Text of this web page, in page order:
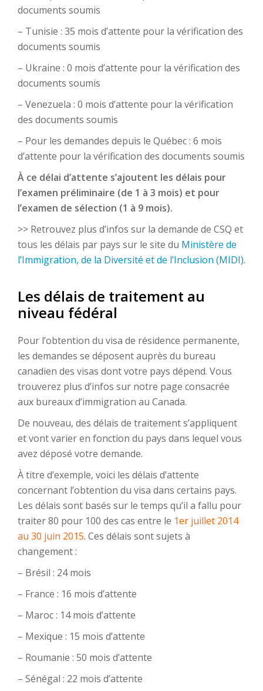
documents soumis
– Tunisie : 35 mois d’attente pour la vérification des
documents soumis
– Ukraine : 0 mois d’attente pour la vérification des
documents soumis
– Venezuela : 0 mois d’attente pour la vérification
des documents soumis
– Pour les demandes depuis le Québec : 6 mois
d’attente pour la vérification des documents soumis
À ce délai d’attente s’ajoutent les délais pour
l’examen préliminaire (de 1 à 3 mois) et pour
l’examen de sélection (1 à 9 mois).
>> Retrouvez plus d’infos sur la demande de CSQ et
tous les délais par pays sur le site du Ministère de
l’Immigration, de la Diversité et de l’Inclusion (MIDI).
Les délais de traitement au
niveau fédéral
Pour l’obtention du visa de résidence permanente,
les demandes se déposent auprès du bureau
canadien des visas dont votre pays dépend. Vous
trouverez plus d’infos sur notre page consacrée
aux bureaux d’immigration au Canada.
De nouveau, des délais de traitement s’appliquent
et vont varier en fonction du pays dans lequel vous
avez déposé votre demande.
À titre d’exemple, voici les délais d’attente
concernant l’obtention du visa dans certains pays.
Les délais sont basés sur le temps qu’il a fallu pour
traiter 80 pour 100 des cas entre le 1er juillet 2014
au 30 juin 2015. Ces délais sont sujets à
changement :
– Brésil : 24 mois
– France : 16 mois d’attente
– Maroc : 14 mois d’attente
– Mexique : 15 mois d’attente
– Roumanie : 50 mois d’attente
– Sénégal : 22 mois d’attente